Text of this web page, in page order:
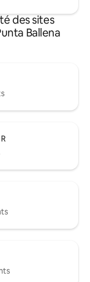
des sites
Ballena